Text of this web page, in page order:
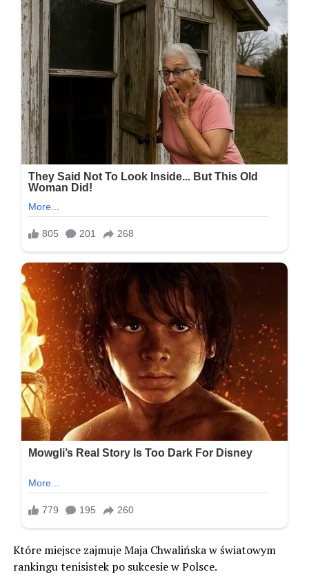
Które miejsce zajmuje Maja Chwalińska w światowym
rankingu tenisistek po sukcesie w Polsce.